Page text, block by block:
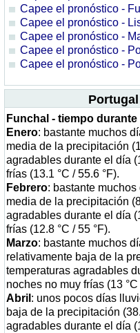
Capee el pronóstico -
Capee el pronóstico -
Capee el pronóstico -
Capee el pronóstico -
Capee el pronóstico -
Funchal - tiempo durante
Enero: bastante muchos
media de la precipitación
agradables durante el día
frías (13.1 °C / 55.6 °F).
Febrero: bastante
media de la precipitación
agradables durante el día
frías (12.8 °C / 55 °F).
Marzo: bastante muchos
relativamente baja de la
temperaturas agradables
noches no muy frías (13 °C
Abril : unos pocos días
baja de la precipitación
agradables durante el día